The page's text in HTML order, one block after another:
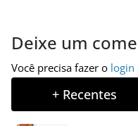
Deixe um
Você precisa fazer o login
+ Recentes